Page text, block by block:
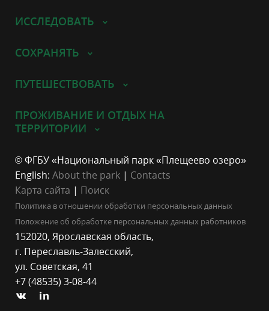
ИССЛЕДОВАТЬ
СОХРАНЯТЬ
ПУТЕШЕСТВОВАТЬ
ПРОЖИВАНИЕ И ОТДЫХ НА
ТЕРРИТОРИИ
© ФГБУ «Национальный парк «Плещеево озеро»
English: About the park | Contacts
Карта сайта | Поиск
Политика в отношении обработки персональных данных
Положение об обработке персональных данных работников
152020, Ярославская область,
г. Переславль-Залесский,
ул. Советская, 41
+7 (48535) 3-08-44